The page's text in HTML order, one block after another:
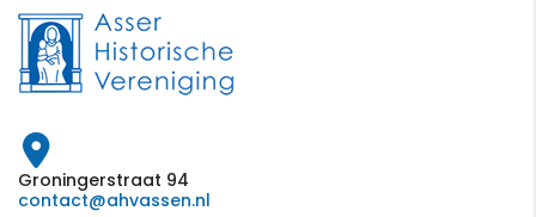
Groningerstraat 94
contact@ahvassen.nl